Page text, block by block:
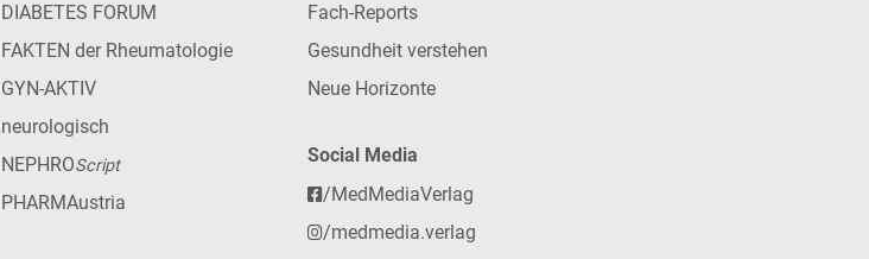
DIABETES FORUM
FAKTEN der Rheumatologie
GYN-AKTIV
neurologisch
NEPHROScript
PHARMAustria
Fach-Reports
Gesundheit verstehen
Neue Horizonte
Social Media
/MedMediaVerlag
/medmedia.verlag